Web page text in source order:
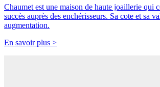
Chaumet est une maison de haute joaillerie qui
succès auprès des enchérisseurs. Sa cote et sa
augmentation.
En savoir plus >